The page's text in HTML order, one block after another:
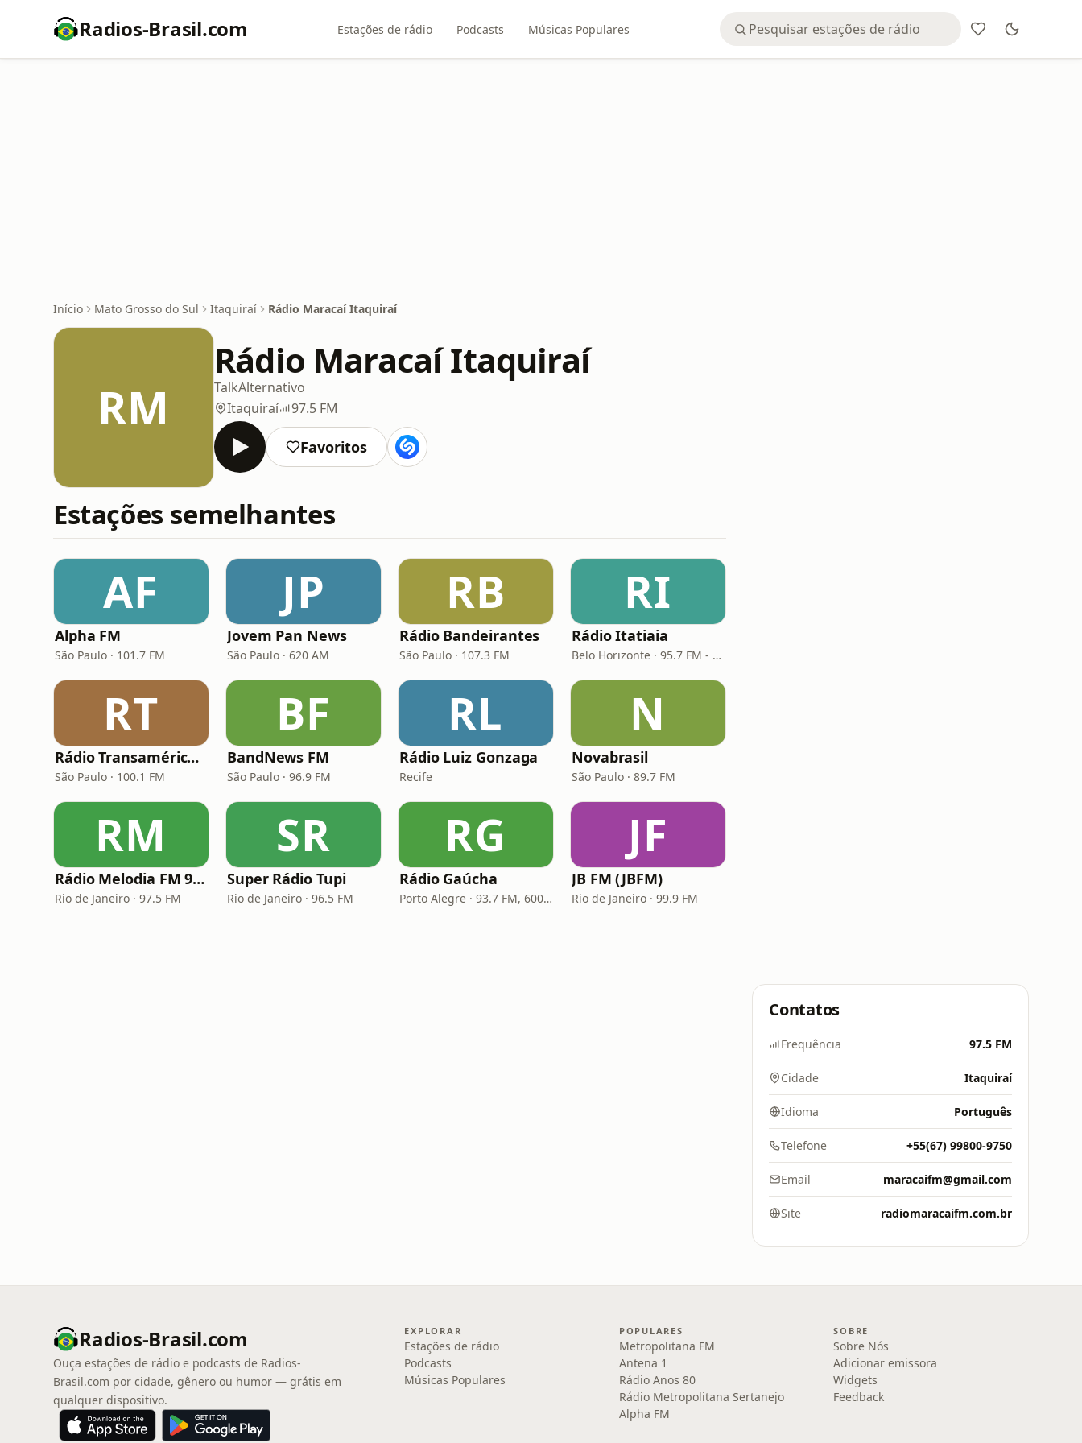
Radios-Brasil.com Estações de rádio Podcasts Músicas Populares
Início Mato Grosso do Sul Itaquiraí Rádio Maracaí Itaquiraí
RM
Rádio Maracaí Itaquiraí
TalkAlternativo
Itaquiraí
97.5 FM
Favoritos
Estações semelhantes
AF
Alpha FM
São Paulo · 101.7 FM
JP
Jovem Pan News
São Paulo · 620 AM
RB
Rádio Bandeirantes
São Paulo · 107.3 FM
RI
Rádio Itatiaia
Belo Horizonte · 95.7 FM - 610 AM
RT
Rádio Transamérica (TMC)
São Paulo · 100.1 FM
BF
BandNews FM
São Paulo · 96.9 FM
RL
Rádio Luiz Gonzaga
Recife
N
Novabrasil
São Paulo · 89.7 FM
RM
Rádio Melodia FM 97,5
Rio de Janeiro · 97.5 FM
SR
Super Rádio Tupi
Rio de Janeiro · 96.5 FM
RG
Rádio Gaúcha
Porto Alegre · 93.7 FM, 600 AM
JF
JB FM (JBFM)
Rio de Janeiro · 99.9 FM
Contatos
Frequência 97.5 FM
Cidade Itaquiraí
Idioma Português
Telefone +55(67) 99800-9750
Email maracaifm@gmail.com
Site radiomaracaifm.com.br
Radios-Brasil.com
Ouça estações de rádio e podcasts de Radios-
Brasil.com por cidade, gênero ou humor — grátis em
qualquer dispositivo.
EXPLORAR
Estações de rádio
Podcasts
Músicas Populares
POPULARES
Metropolitana FM
Antena 1
Rádio Anos 80
Rádio Metropolitana Sertanejo
Alpha FM
SOBRE
Sobre Nós
Adicionar emissora
Widgets
Feedback